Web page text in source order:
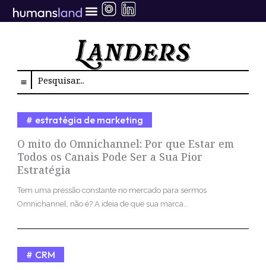
para
Search
O mito do Omnichannel: Por que Estar em
Todos os Canais Pode Ser a Sua Pior
Estratégia
estratégia de marketing
Tem uma pressão constante no mercado para sermos
Omnichannel, não é? A ideia de que sua marca...
CRM